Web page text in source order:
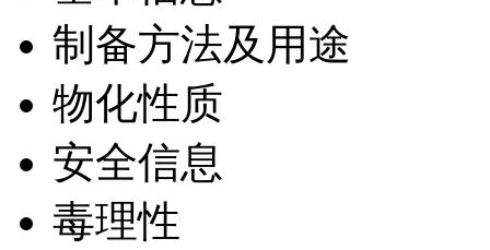
制备方法及用途
物化性质
安全信息
毒理性